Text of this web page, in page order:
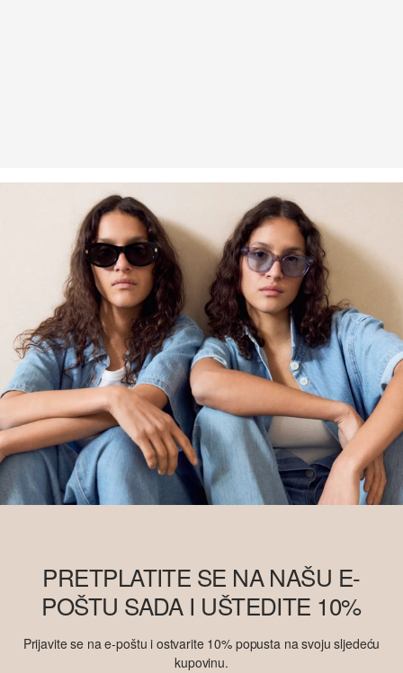
PRETPLATITE SE NA NAŠU E-
POŠTU SADA I UŠTEDITE 10%
Prijavite se na e-poštu i ostvarite 10% popusta na svoju sljedeću
kupovinu.